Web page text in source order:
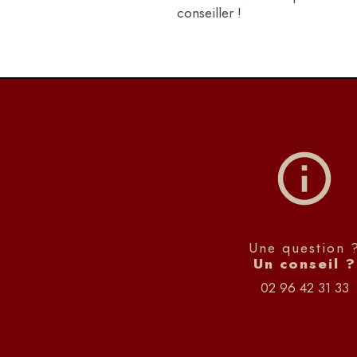
conseiller !
Une question
Un conseil ?
02 96 42 31 33